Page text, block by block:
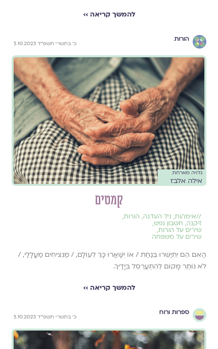
להמשך קריאה ››
הורות
כ׳ בתשרי תשפ״ד 5.10.2023
גלויה מארחת
אילה אלבז
קמטים
//אימהות, גיל העדנה, הורות,
זיקנה, חשבון נפש,
שירים על הורות,
שירים על משפחה
הַאִם הֵם יִתְיַשְּׁרוּ בְּנַחַת / אוֹ יִשָּׁאֲרוּ כָּךְ לְעוֹלָם, / מַנְצִיחִים מַעֲלָלַי, /
לֹא נוֹתַר מָקוֹם לְהִתְעַרְסֵל בְּיָדַיִךְ.
להמשך קריאה ››
ספרות ורוח
כ׳ בתשרי תשפ״ד 5.10.2023